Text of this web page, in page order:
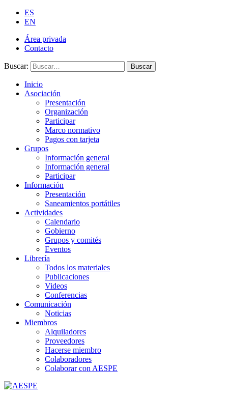
ES
EN
Área privada
Contacto
Buscar: Buscar
Inicio
Asociación
Presentación
Organización
Participar
Marco normativo
Pagos con tarjeta
Grupos
Información general
Información general
Participar
Información
Presentación
Saneamientos portátiles
Actividades
Calendario
Gobierno
Grupos y comités
Eventos
Librería
Todos los materiales
Publicaciones
Videos
Conferencias
Comunicación
Noticias
Miembros
Alquiladores
Proveedores
Hacerse miembro
Colaboradores
Colaborar con AESPE